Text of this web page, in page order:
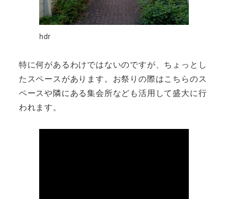
hdr
特に何があるわけではないのですが、ちょっとし
たスペースがあります。お祭りの際はこちらのス
ペースや隣にある集会所なども活用して盛大に行
われます。